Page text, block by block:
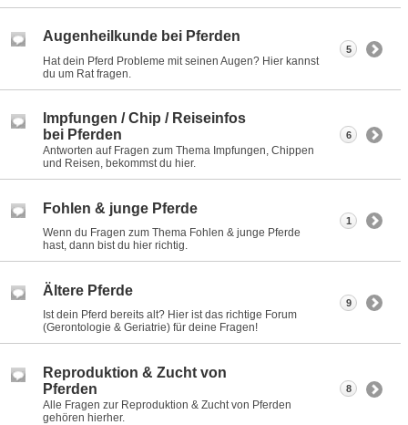
Augenheilkunde bei Pferden
Hat dein Pferd Probleme mit seinen Augen? Hier kannst
du um Rat fragen.
5
Impfungen / Chip / Reiseinfos
bei Pferden
Antworten auf Fragen zum Thema Impfungen, Chippen
und Reisen, bekommst du hier.
6
Fohlen & junge Pferde
Wenn du Fragen zum Thema Fohlen & junge Pferde
hast, dann bist du hier richtig.
1
Ältere Pferde
Ist dein Pferd bereits alt? Hier ist das richtige Forum
(Gerontologie & Geriatrie) für deine Fragen!
9
Reproduktion & Zucht von
Pferden
Alle Fragen zur Reproduktion & Zucht von Pferden
gehören hierher.
8